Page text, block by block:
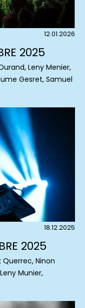
12.01.2026
2025
Leny Menier,
Gesret, Samuel
18.12.2025
2025
Ninon
Munier,